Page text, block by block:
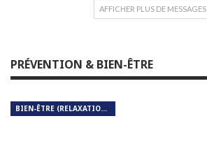
AFFICHER PLUS DE MESSAGES
PRÉVENTION & BIEN-ÊTRE
BIEN-ÊTRE (RELAXATION, MÉDITATION, SOIN DU CORPS)